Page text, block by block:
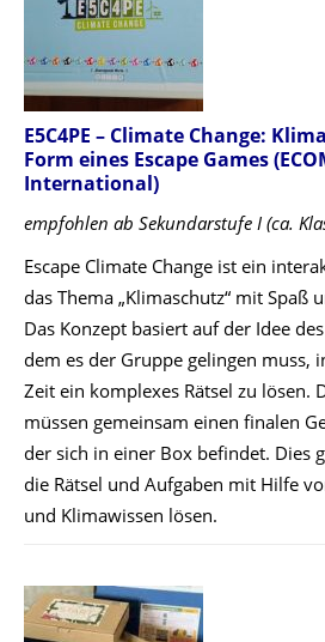
E5C4PE – Climate Change:
Form eines Escape Games
International)
empfohlen ab Sekundarstufe I (ca.
Escape Climate Change ist ein
das Thema „Klimaschutz“ mit Spaß
Das Konzept basiert auf der Idee
dem es der Gruppe gelingen muss,
Zeit ein komplexes Rätsel zu lösen.
müssen gemeinsam einen finalen
der sich in einer Box befindet. Dies
die Rätsel und Aufgaben mit Hilfe
und Klimawissen lösen.